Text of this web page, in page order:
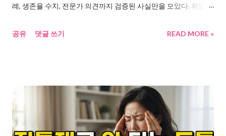
종자유 효능...
례, 생존율 수치, 전문가 의견까지 검증된 사실만을 모았다. 위암초
지, 그리고 생존율 90%와 10%를 가르는 단 하나의 차이가 무엇인
상의 진실 속이 더부룩하다. 밥 먹고 나면 좀 쓰리다. 그런데 그게
전부다. 배우 장진영은 2008년 건강검진 후 위암 선고를 받았다.
투병 1년, 37세에 세상을 떠났다. 2025년 7월에는 배우 강서하가
위암 투병 끝에 31세의 나이로 사망 했다. “진통제로 버텼다”는 소
공유 댓글 쓰기 READ MORE »